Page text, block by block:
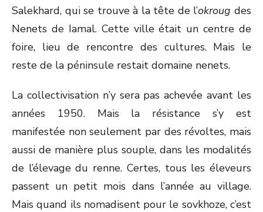
Salekhard, qui se trouve à la tête de l’okroug des
Nenets de Iamal. Cette ville était un centre de
foire, lieu de rencontre des cultures. Mais le
reste de la péninsule restait domaine nenets.
La collectivisation n’y sera pas achevée avant les
années 1950. Mais la résistance s’y est
manifestée non seulement par des révoltes, mais
aussi de manière plus souple, dans les modalités
de l’élevage du renne. Certes, tous les éleveurs
passent un petit mois dans l’année au village.
Mais quand ils nomadisent pour le sovkhoze, c’est